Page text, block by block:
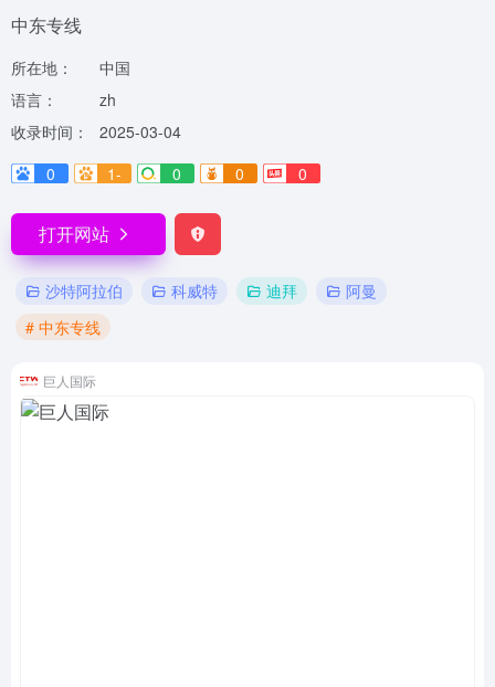
中东专线
所在地：
中国
语言：
zh
收录时间：
2025-03-04
0
1- 0 0 0
打开网站
沙特阿拉伯 科威特 迪拜
阿曼
# 中东专线
巨人国际